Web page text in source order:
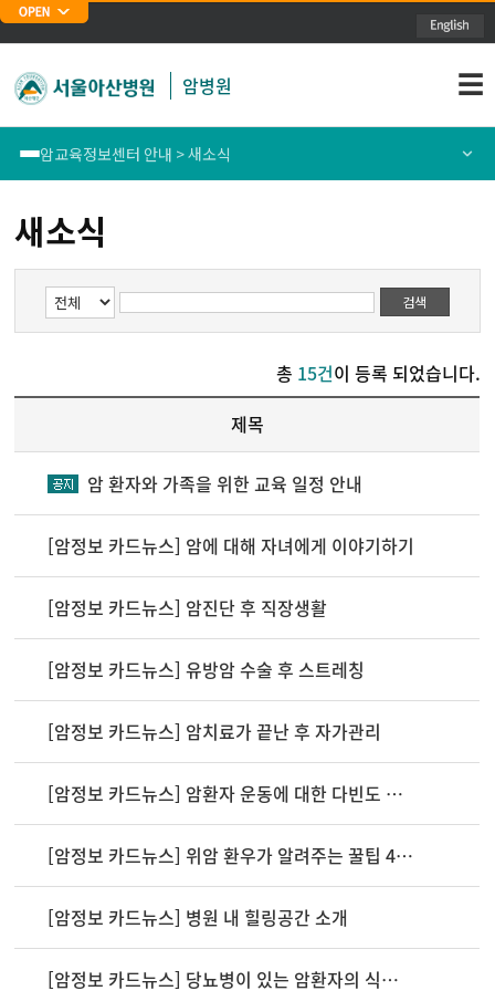
주메뉴 바로가기
본문 바로가기
암병원 ☰
암교육정보센터 안내 > 새소식
암교육정보센터 안내
교육 프로그램 안내
이용안내
새소식
검색
총 15건이 등록 되었습니다.
제목
암 환자와 가족을 위한 교육 일정 안내
[암정보 카드뉴스] 암에 대해 자녀에게 이야기하기
[암정보 카드뉴스] 암진단 후 직장생활
[암정보 카드뉴스] 유방암 수술 후 스트레칭
[암정보 카드뉴스] 암치료가 끝난 후 자가관리
[암정보 카드뉴스] 암환자 운동에 대한 다빈도 질문
[암정보 카드뉴스] 위암 환우가 알려주는 꿀팁 4가지
[암정보 카드뉴스] 병원 내 힐링공간 소개
[암정보 카드뉴스] 당뇨병이 있는 암환자의 식사원칙